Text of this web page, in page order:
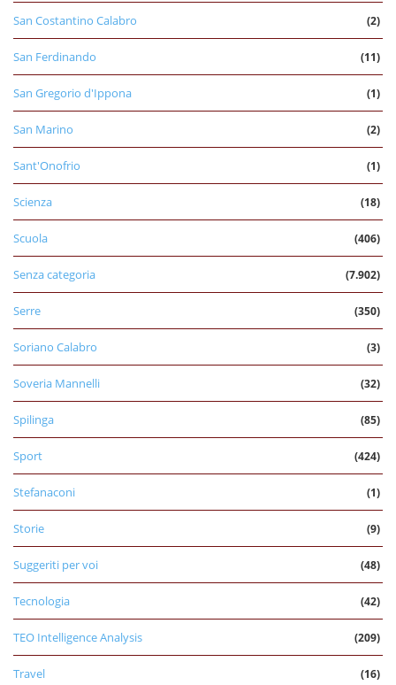
San Costantino Calabro (2)
San Ferdinando (11)
San Gregorio d'Ippona (1)
San Marino (2)
Sant'Onofrio (1)
Scienza (18)
Scuola (406)
Senza categoria (7.902)
Serre (350)
Soriano Calabro (3)
Soveria Mannelli (32)
Spilinga (85)
Sport (424)
Stefanaconi (1)
Storie (9)
Suggeriti per voi (48)
Tecnologia (42)
TEO Intelligence Analysis (209)
Travel (16)